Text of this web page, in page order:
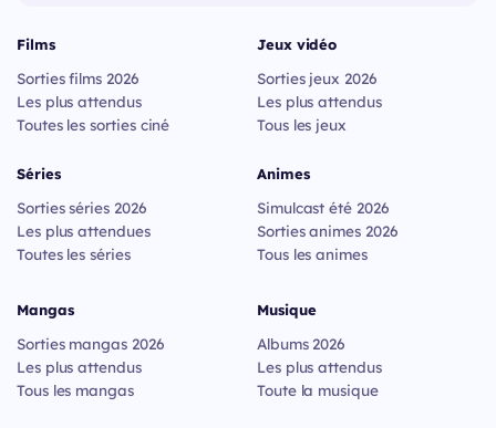
Films
Sorties films 2026
Les plus attendus
Toutes les sorties ciné
Séries
Sorties séries 2026
Les plus attendues
Toutes les séries
Jeux vidéo
Sorties jeux 2026
Les plus attendus
Tous les jeux
Animes
Simulcast été 2026
Sorties animes 2026
Tous les animes
Mangas
Sorties mangas 2026
Les plus attendus
Tous les mangas
Musique
Albums 2026
Les plus attendus
Toute la musique